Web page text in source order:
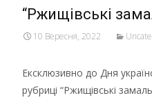
“Ржищівські
10 Вересня, 2022
Ексклюзивно до Дня
рубриці “Ржищівські